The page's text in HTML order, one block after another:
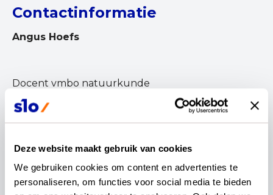
Deze website maakt gebruik van cookies
We gebruiken cookies om content en advertenties te
personaliseren, om functies voor social media te bieden
Contactinformatie
Angus Hoefs
Docent vmbo natuurkunde
Ik ben een bevlogen docent en werk sinds 2004
met veel plezier, ijver en passie in het onderwijs. Ik